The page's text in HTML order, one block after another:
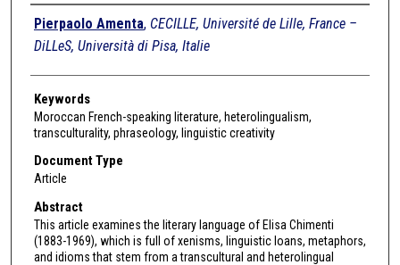
Authors
Pierpaolo Amenta, CECILLE, Université de Lille, France –
DiLLeS, Università di Pisa, Italie
Keywords
Moroccan French-speaking literature, heterolingualism,
transculturality, phraseology, linguistic creativity
Document Type
Article
Abstract
This article examines the literary language of Elisa Chimenti
(1883-1969), which is full of xenisms, linguistic loans, metaphors,
and idioms that stem from a transcultural and heterolingual